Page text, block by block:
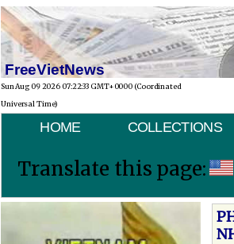
FreeVietNews
Sun Aug 09 2026 07:22:33 GMT+0000 (Coordinated
Universal Time)
HOME COLLECTIONS
Translate this page: